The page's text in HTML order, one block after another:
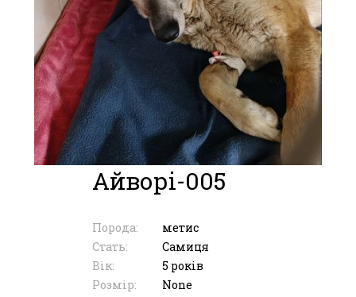
Айворі-005
Порода:
Стать:
Вік:
Розмір:
метис
Самиця
5 років
None